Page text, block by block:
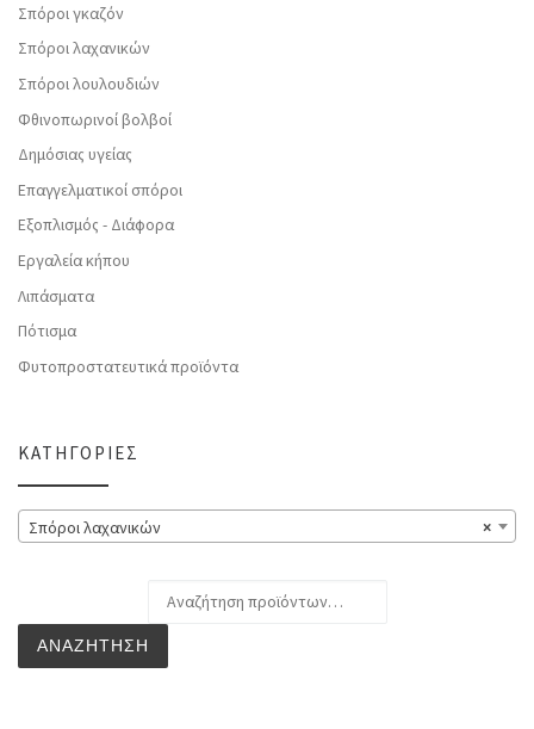
Σπόροι γκαζόν
Σπόροι λαχανικών
Σπόροι λουλουδιών
Φθινοπωρινοί βολβοί
Δημόσιας υγείας
Επαγγελματικοί σπόροι
Εξοπλισμός - Διάφορα
Εργαλεία κήπου
Λιπάσματα
Πότισμα
Φυτοπροστατευτικά προϊόντα
ΚΑΤΗΓΟΡΊΕΣ
×
Σπόροι λαχανικών
ΑΝΑΖΉΤΗΣΗ